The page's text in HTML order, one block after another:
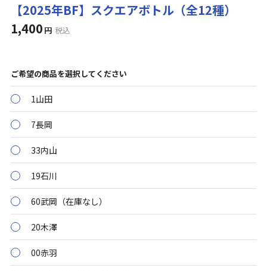
【2025年BF】スクエアボトル（全12種）
1,400 円 税込
ご希望の商品を選択してください
1山田
7長岡
33内山
19石川
60武岡（在庫なし）
20木澤
00赤羽